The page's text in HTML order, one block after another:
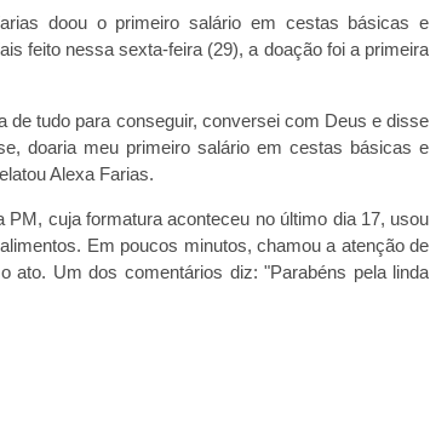
doou o primeiro salário em cestas básicas e
feito nessa sexta-feira (29), a doação foi a primeira
de tudo para conseguir, conversei com Deus e disse
doaria meu primeiro salário em cestas básicas e
Alexa Farias.
cuja formatura aconteceu no último dia 17, usou
Em poucos minutos, chamou a atenção de
ato. Um dos comentários diz: "Parabéns pela linda